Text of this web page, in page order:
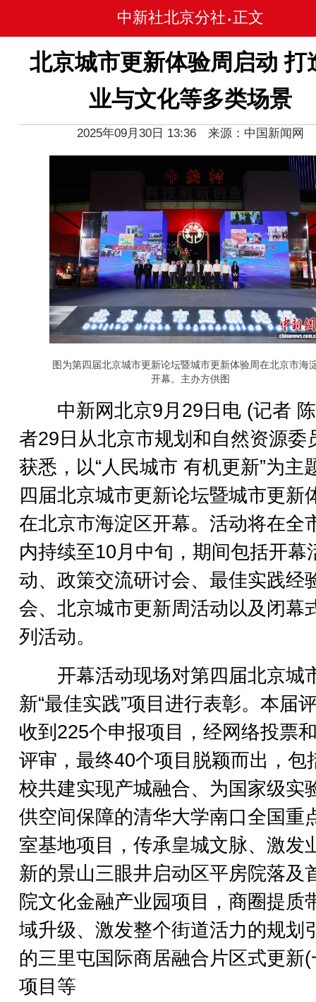
中新社北京分社 • 正文
北京城市更新体验周启动 打
业与文化等多类场景
2025年09月30日 13:36 来源：中国新闻网
图为第四届北京城市更新论坛暨城市更新体验周在北京市海
开幕。主办方供图
中新网北京9月29日电 (记者
者29日从北京市规划和自然资源委
获悉，以“人民城市 有机更新”为主
四届北京城市更新论坛暨城市更新
在北京市海淀区开幕。活动将在全
内持续至10月中旬，期间包括开幕
动、政策交流研讨会、最佳实践经
会、北京城市更新周活动以及闭幕
列活动。
开幕活动现场对第四届北京城
新“最佳实践”项目进行表彰。本届
收到225个申报项目，经网络投票
评审，最终40个项目脱颖而出，包
校共建实现产城融合、为国家级实
供空间保障的清华大学南口全国重
室基地项目，传承皇城文脉、激发
新的景山三眼井启动区平房院落及
院文化金融产业园项目，商圈提质
域升级、激发整个街道活力的规划
的三里屯国际商居融合片区式更新(
项目等